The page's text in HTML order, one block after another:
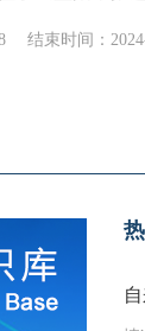
结束时间：